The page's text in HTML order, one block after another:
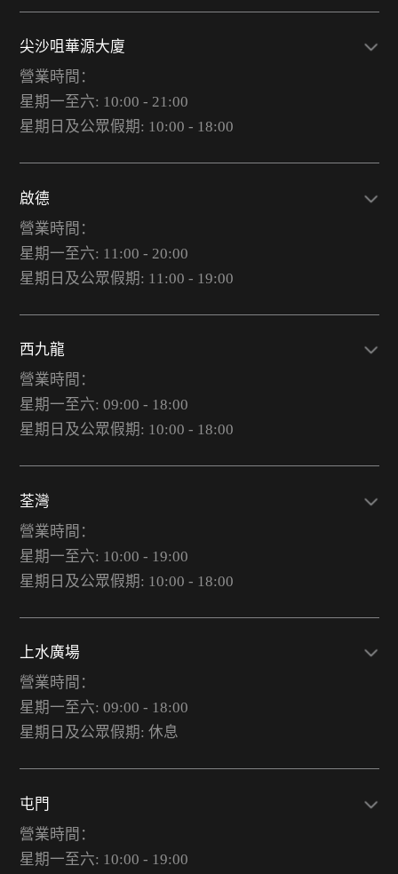
尖沙咀華源大廈
營業時間：
星期一至六: 10:00 - 21:00
星期日及公眾假期: 10:00 - 18:00
啟德
營業時間：
星期一至六: 11:00 - 20:00
星期日及公眾假期: 11:00 - 19:00
西九龍
營業時間：
星期一至六: 09:00 - 18:00
星期日及公眾假期: 10:00 - 18:00
荃灣
營業時間：
星期一至六: 10:00 - 19:00
星期日及公眾假期: 10:00 - 18:00
上水廣場
營業時間：
星期一至六: 09:00 - 18:00
星期日及公眾假期: 休息
屯門
營業時間：
星期一至六: 10:00 - 19:00